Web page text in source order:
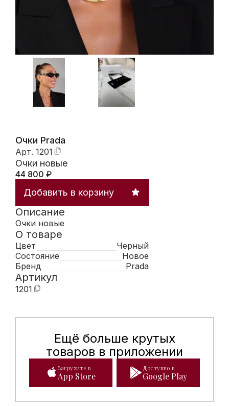
Очки Prada
Арт. 1201
Очки новые
44 800 ₽
Добавить в корзину
Описание
Очки новые
О товаре
Цвет
Черный
Состояние
Новое
Бренд
Prada
Артикул
1201
Ещё больше крутых
товаров в приложении
Мобильное приложение
Загрузите в
App Store
Доступно в
Google Play